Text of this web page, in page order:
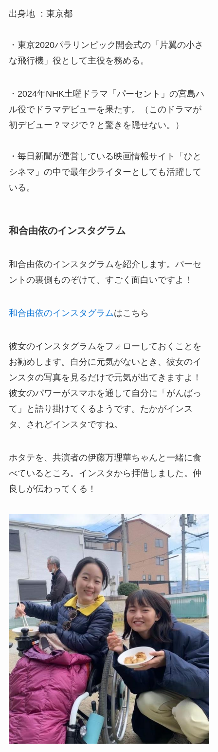
出身地 ：東京都
・東京2020パラリンピック開会式の「片翼の小さ
な飛行機」役として主役を務める。
・2024年NHK土曜ドラマ「パーセント」の宮島ハ
ル役でドラマデビューを果たす。（このドラマが
初デビュー？マジで？と驚きを隠せない。）
・毎日新聞が運営している映画情報サイト「ひと
シネマ」の中で最年少ライターとしても活躍して
いる。
和合由依のインスタグラム
和合由依のインスタグラムを紹介します。パーセ
ントの裏側ものぞけて、すごく面白いですよ！
和合由依のインスタグラムはこちら
彼女のインスタグラムをフォローしておくことを
お勧めします。自分に元気がないとき、彼女のイ
ンスタの写真を見るだけで元気が出てきますよ！
彼女のパワーがスマホを通して自分に「がんばっ
て」と語り掛けてくるようです。たかがインス
タ、されどインスタですね。
ホタテを、共演者の伊藤万理華ちゃんと一緒に食
べているところ。インスタから拝借しました。仲
良しが伝わってくる！